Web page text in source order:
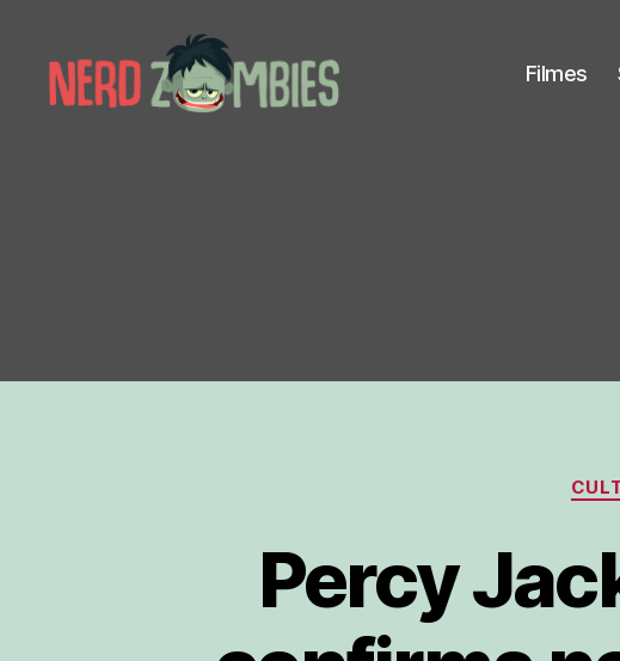
Filmes
Percy